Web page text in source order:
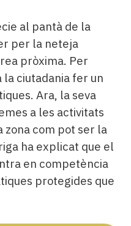
al pantà de la
per la neteja
pròxima. Per
la ciutadania fer un
Ara, la seva
a les activitats
zona com pot ser la
ha explicat que el
en competència
protegides que